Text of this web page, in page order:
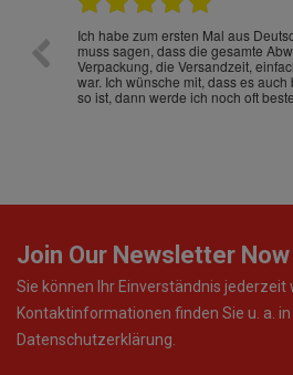
Ich habe zum ersten Mal aus
muss sagen, dass die gesamte
Verpackung, die Versandzeit,
war. Ich wünsche mit, dass es
so ist, dann werde ich noch oft
Join Our Newsletter Now
Sie können Ihr Einverständnis jederzeit
Kontaktinformationen finden Sie u. a.
Datenschutzerklärung.